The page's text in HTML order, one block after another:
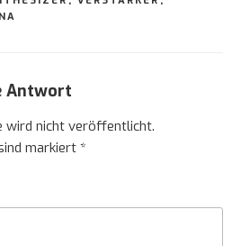
Antwort
wird nicht veröffentlicht.
markiert *